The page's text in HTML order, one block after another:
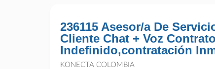
236115 Asesor/a De
Cliente Chat + Voz Contrato
Indefinido,contratación
KONECTA COLOMBIA